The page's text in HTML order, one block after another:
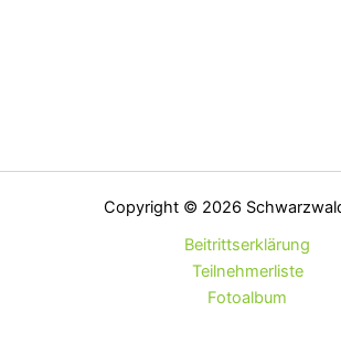
Copyright © 2026
Beitrittserklärung
Teilnehmerliste
Fotoalbum